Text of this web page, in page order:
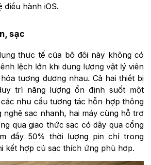
điều hành iOS.
sạc
thực tế của bộ đôi này không có
lệch lớn khi dung lượng vật lý viên
tương đương nhau. Cả hai thiết bị
trì năng lượng ổn định suốt một
các nhu cầu tương tác hỗn hợp thông
nghệ sạc nhanh, hai máy cùng hỗ trợ
qua giao thức sạc có dây qua cổng
đầy 50% thời lượng pin chỉ trong
kết hợp củ sạc thích ứng phù hợp.